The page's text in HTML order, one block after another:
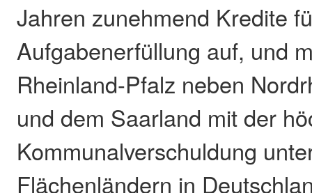
Jahren zunehmend Kredite
Aufgabenerfüllung auf, und
Rheinland-Pfalz neben
und dem Saarland mit der
Kommunalverschuldung
Flächenländern in